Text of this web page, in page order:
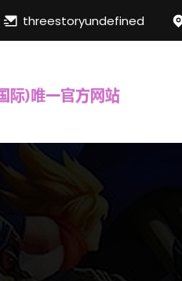
threestoryundefined